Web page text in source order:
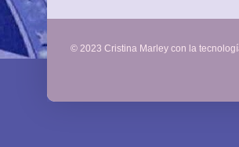
© 2023 Cristina Marley con la